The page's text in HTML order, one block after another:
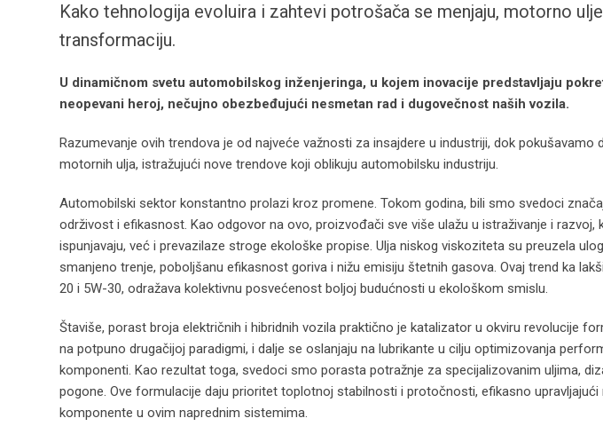
Kako tehnologija evoluira i zahtevi potrošača se menjaju, motorno
transformaciju.
U dinamičnom svetu automobilskog inženjeringa, u kojem inovacije predstavljaju
neopevani heroj, nečujno obezbeđujući nesmetan rad i dugovečnost naših vozila.
Razumevanje ovih trendova je od najveće važnosti za insajdere u industriji, dok pokušavamo
motornih ulja, istražujući nove trendove koji oblikuju automobilsku industriju.
Automobilski sektor konstantno prolazi kroz promene. Tokom godina, bili smo svedoci
održivost i efikasnost. Kao odgovor na ovo, proizvođači sve više ulažu u istraživanje i
ispunjavaju, već i prevazilaze stroge ekološke propise. Ulja niskog viskoziteta su preuzela
smanjeno trenje, poboljšanu efikasnost goriva i nižu emisiju štetnih gasova. Ovaj trend ka
20 i 5W-30, odražava kolektivnu posvećenost boljoj budućnosti u ekološkom smislu.
Štaviše, porast broja električnih i hibridnih vozila praktično je katalizator u okviru revolucije
na potpuno drugačijoj paradigmi, i dalje se oslanjaju na lubrikante u cilju optimizovanja
komponenti. Kao rezultat toga, svedoci smo porasta potražnje za specijalizovanim uljima,
pogone. Ove formulacije daju prioritet toplotnoj stabilnosti i protočnosti, efikasno
komponente u ovim naprednim sistemima.